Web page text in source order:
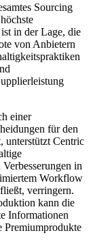
Sourcing
in der Lage, die
von Anbietern
einer
für den
unterstützt Centric
in
Workflow
verringern.
kann die
Informationen
Premiumprodukte